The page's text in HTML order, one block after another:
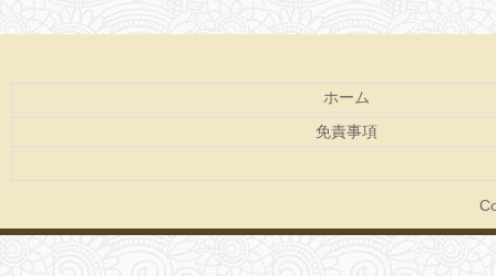
ホーム
免責事項